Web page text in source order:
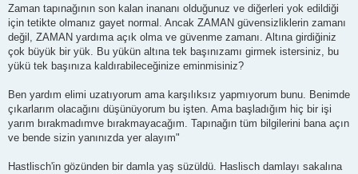
Zaman tapınağının son kalan inananı olduğunuz ve diğerleri yok edildiği
için tetikte olmanız gayet normal. Ancak ZAMAN güvensizliklerin zamanı
değil, ZAMAN yardıma açık olma ve güvenme zamanı. Altına girdiğiniz
çok büyük bir yük. Bu yükün altına tek başınızamı girmek istersiniz, bu
yükü tek başınıza kaldırabileceğinize eminmisiniz?
Ben yardım elimi uzatıyorum ama karşılıksız yapmıyorum bunu. Benimde
çıkarlarım olacağını düşünüyorum bu işten. Ama başladığım hiç bir işi
yarım bırakmadımve bırakmayacağım. Tapınağın tüm bilgilerini bana açın
ve bende sizin yanınızda yer alayım"
Hastlisch'in gözünden bir damla yaş süzüldü. Haslisch damlayı sakalına